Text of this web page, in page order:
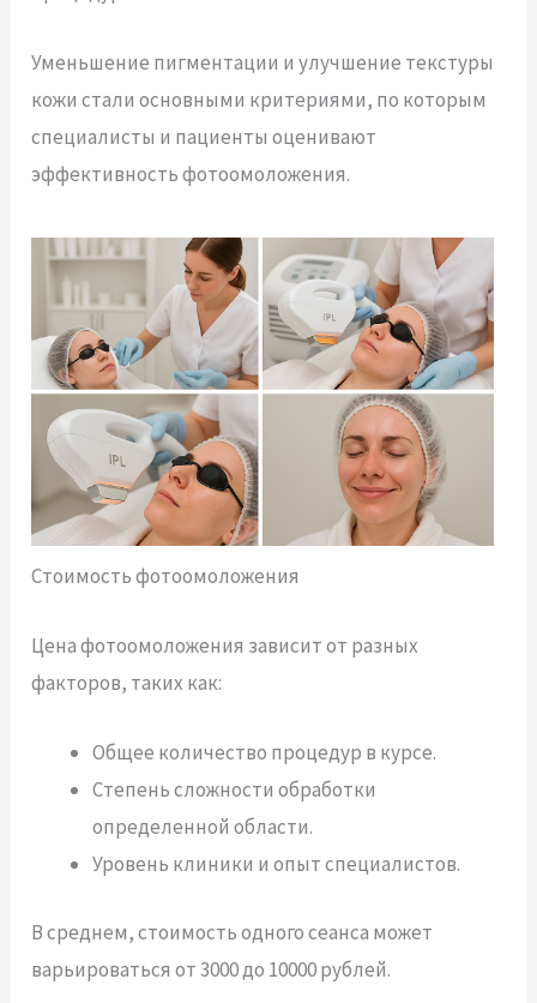
Уменьшение пигментации и улучшение текстуры
кожи стали основными критериями, по которым
специалисты и пациенты оценивают
эффективность фотоомоложения.
Стоимость фотоомоложения
Цена фотоомоложения зависит от разных
факторов, таких как:
Общее количество процедур в курсе.
Степень сложности обработки
определенной области.
Уровень клиники и опыт специалистов.
В среднем, стоимость одного сеанса может
варьироваться от 3000 до 10000 рублей.